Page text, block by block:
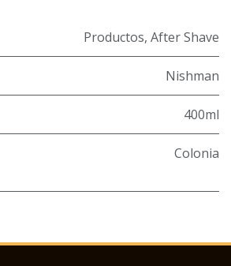
Productos, After Shave
Nishman
400ml
Colonia